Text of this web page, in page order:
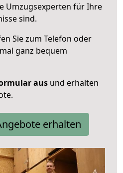
Umzugsexperten für Ihre
sind.
Sie zum Telefon oder
ganz bequem
aus und erhalten
erhalten